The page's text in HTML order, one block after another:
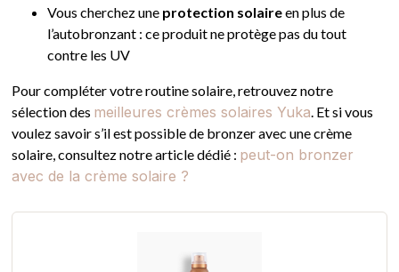
Vous cherchez une protection solaireen plus de
l’autobronzant : ce produit ne protège pas du tout
contre les UV
Pour compléter votre routine solaire, retrouvez notre
sélection des meilleures crèmes solaires Yuka . Et si vous
voulez savoir s’il est possible de bronzer avec une crème
solaire, consultez notre article dédié : peut-on bronzer
avec de la crème solaire ?